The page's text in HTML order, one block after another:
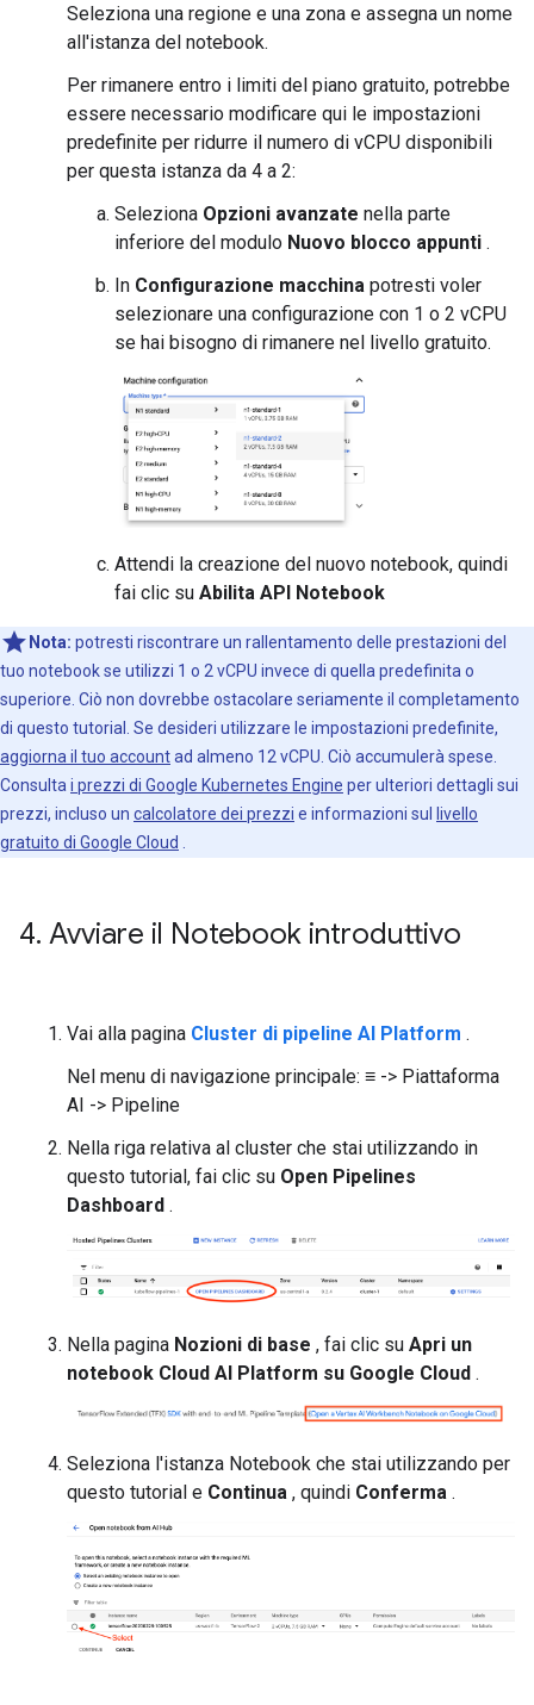
Seleziona una regione e una zona e assegna un nome
all'istanza del notebook.
Per rimanere entro i limiti del piano gratuito, potrebbe
essere necessario modificare qui le impostazioni
predefinite per ridurre il numero di vCPU disponibili
per questa istanza da 4 a 2:
Seleziona Opzioni avanzate nella parte
inferiore del modulo Nuovo blocco appunti .
In Configurazione macchina potresti voler
selezionare una configurazione con 1 o 2 vCPU
se hai bisogno di rimanere nel livello gratuito.
Attendi la creazione del nuovo notebook, quindi
fai clic su Abilita API Notebook
Nota: potresti riscontrare un rallentamento delle prestazioni del
tuo notebook se utilizzi 1 o 2 vCPU invece di quella predefinita o
superiore. Ciò non dovrebbe ostacolare seriamente il completamento
di questo tutorial. Se desideri utilizzare le impostazioni predefinite,
aggiorna il tuo accountad almeno 12 vCPU. Ciò accumulerà spese.
Consulta i prezzi di Google Kubernetes Engine per ulteriori dettagli sui
prezzi, incluso un calcolatore dei prezzi e informazioni sul
livello
gratuito di Google Cloud
4. Avviare il Notebook introduttivo
Vai alla pagina Cluster di pipeline AI Platform .
Nel menu di navigazione principale: ≡ -> Piattaforma
AI -> Pipeline
Nella riga relativa al cluster che stai utilizzando in
questo tutorial, fai clic su Open Pipelines
Dashboard .
Nella pagina Nozioni di base , fai clic su Apri un
notebook Cloud AI Platform su Google Cloud .
Seleziona l'istanza Notebook che stai utilizzando per
questo tutorial e Continua , quindi Conferma .